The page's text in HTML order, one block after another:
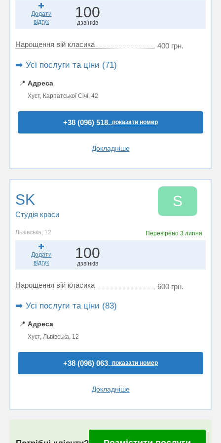
Додати
відгук
100
дзвінків
Нарощення вій класика 400 грн.
➡️ Усі послуги та ціни (71)
📍 Адреса
Хуст, Карпатської Січі, 42
+38 (096) 518..показати номер
Докладніше
SK
Студія краси
S
Львівська, 12 Перевірено3 липня
Додати
відгук
100
дзвінків
Нарощення вій класика 600 грн.
➡️ Усі послуги та ціни (83)
📍 Адреса
Хуст, Львівська, 12
+38 (096) 063..показати номер
Докладніше